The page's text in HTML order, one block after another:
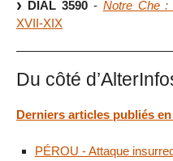
DIAL 3590- Notre Che :
XVII-XIX
Du côté
Derniers articles publiés
PÉROU - Attaque